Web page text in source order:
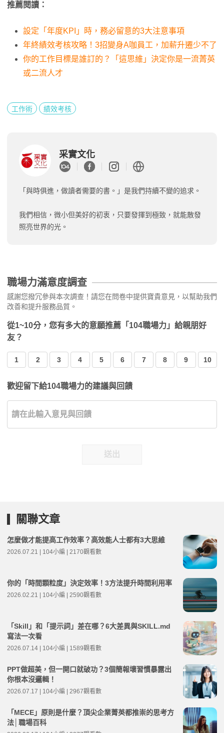
推薦閱讀：
設定「年度KPI」時，務必留意的3大注意事項
年終績效考核攻略！3招變身A咖員工，加薪升遷少不了
你的工作目標是誰訂的？「這思維」決定你是一流菁英
或二流人才
工作術 績效考核
采實文化
「與時俱進，做讀者需要的書。」是我們持續不變的追求。
我們相信，微小但美好的初衷，只要發揮到極致，就能散發
照亮世界的光。
職場力滿意度調查
感謝您撥冗參與本次調查！請您在問卷中提供寶貴意見，以幫助我們
改善和提升服務品質。
從1~10分，您有多大的意願推薦「104職場力」給親朋好
友？
1 2 3 4 5 6 7 8 9 10
歡迎留下給104職場力的建議與回饋
送出
關聯文章
怎麼做才能提高工作效率？高效能人士都有3大思維
2026.07.21 | 104小編 | 2170觀看數
你的「時間顆粒度」決定效率！3方法提升時間利用率
2026.02.21 | 104小編 | 2590觀看數
「Skill」和「提示詞」差在哪？6大差異與SKILL.md
寫法一次看
2026.07.14 | 104小編 | 1589觀看數
PPT做超美，但一開口就破功？3個簡報壞習慣暴露出
你根本沒邏輯！
2026.07.17 | 104小編 | 2967觀看數
「MECE」原則是什麼？頂尖企業菁英都推崇的思考方
法│職場百科